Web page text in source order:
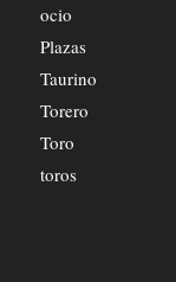
ocio
Plazas
Taurino
Torero
Toro
toros